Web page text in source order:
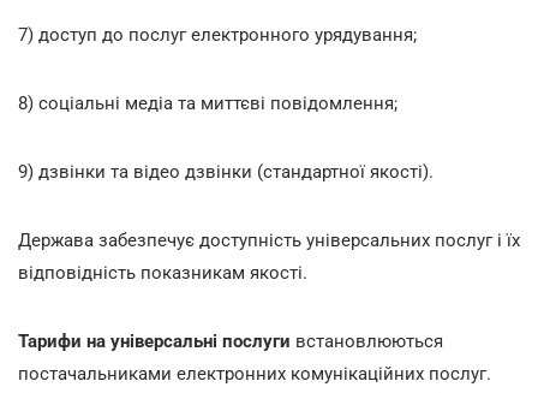
7) доступ до послуг електронного урядування;
8) соціальні медіа та миттєві повідомлення;
9) дзвінки та відео дзвінки (стандартної якості).
Держава забезпечує доступність універсальних послуг і їх
відповідність показникам якості.
Тарифи на універсальні послуги встановлюються
постачальниками електронних комунікаційних послуг.